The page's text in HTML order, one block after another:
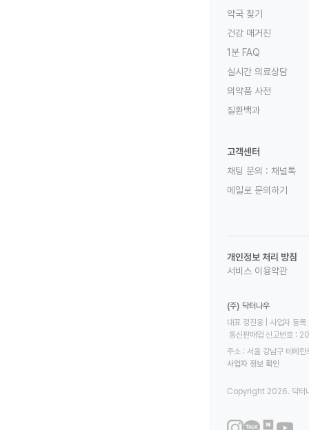
약국 찾기
건강 매거진
1분 FAQ
실시간 의료상담
의약품 사전
질환백과
고객센터
채팅 문의 : 채널톡
메일로 문의하기
개인정보 처리 방침
서비스 이용약관
(주) 닥터나우
대표 정진웅 | 사업자
통신판매업 신고번호
주소 : 서울 강남구 테헤
사업자 정보 확인
Copyright 2026. 닥터